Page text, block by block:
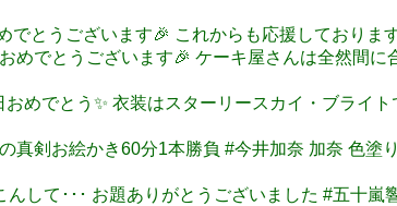
でとうございます🎉 これからも応援しておりま
めでとうございます🎉 ケーキ屋さんは全然間
めでとう✨️ 衣装はスターリースカイ・ブライ
真剣お絵かき60分1本勝負 #今井加奈 加奈 色
して･･･ お題ありがとうございました #五十嵐